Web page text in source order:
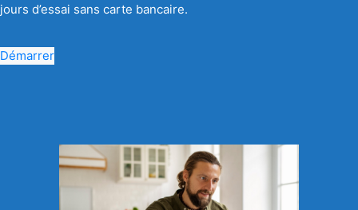
jours d’essai sans carte bancaire.
Démarrer